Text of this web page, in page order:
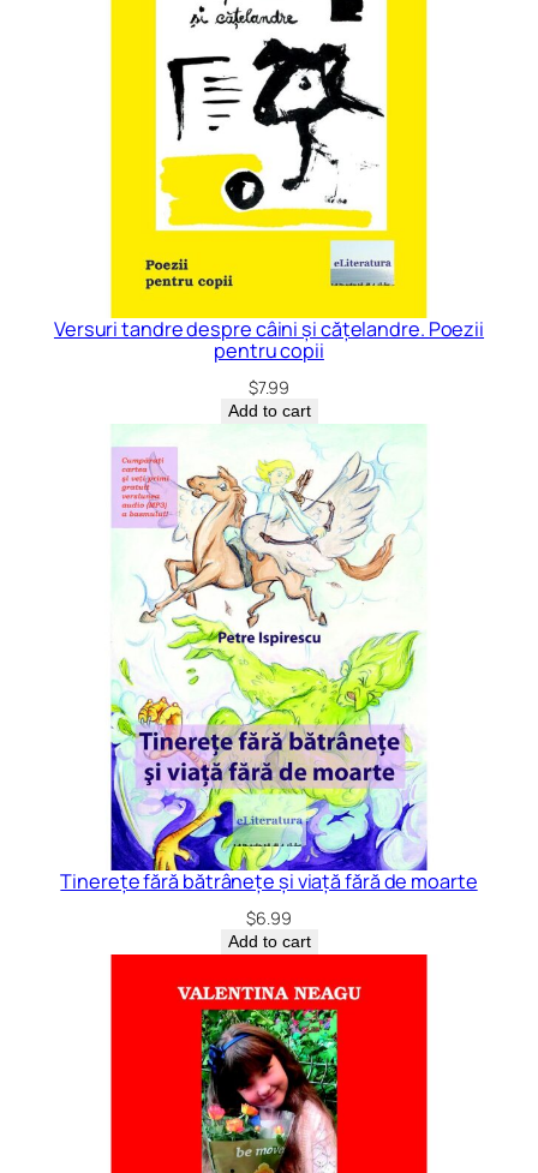
Versuri tandre despre câini și cățelandre. Poezii
pentru copii
$7.99
Add to cart
Tinerețe fără bătrânețe și viață fără de moarte
$6.99
Add to cart